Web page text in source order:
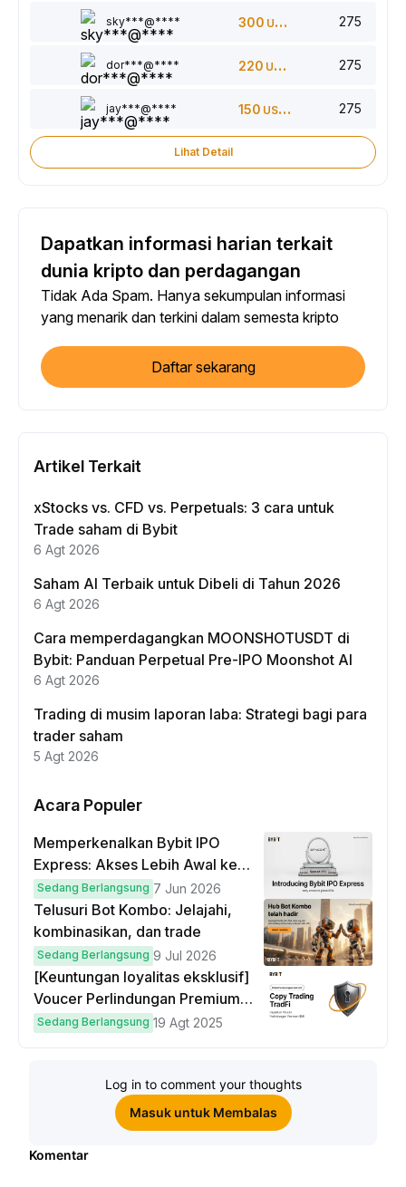
sky***@**** 300 USDT 275
dor***@**** 220 USDT 275
jay***@**** 150 USDT 275
Lihat Detail
Dapatkan informasi harian terkait
dunia kripto dan perdagangan
Tidak Ada Spam. Hanya sekumpulan informasi
yang menarik dan terkini dalam semesta kripto
Daftar sekarang
Artikel Terkait
xStocks vs. CFD vs. Perpetuals: 3 cara untuk
Trade saham di Bybit
6 Agt 2026
Saham AI Terbaik untuk Dibeli di Tahun 2026
6 Agt 2026
Cara memperdagangkan MOONSHOTUSDT di
Bybit: Panduan Perpetual Pre-IPO Moonshot AI
6 Agt 2026
Trading di musim laporan laba: Strategi bagi para
trader saham
5 Agt 2026
Acara Populer
Memperkenalkan Bybit IPO
Express: Akses Lebih Awal ke
IPO Global!
Sedang Berlangsung 7 Jun 2026
Telusuri Bot Kombo: Jelajahi,
kombinasikan, dan trade
Sedang Berlangsung 9 Jul 2026
[Keuntungan loyalitas eksklusif]
Voucer Perlindungan Premium
hingga $50
Sedang Berlangsung 19 Agt 2025
Log in to comment your thoughts
Masuk untuk Membalas
Komentar